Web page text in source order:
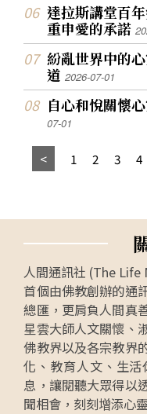
達拉斯講堂百
重申愛的承諾
紛亂世界中的
道2026-07-01
自心和悅關懷
07-01
1 2 3 4
人間通訊社 (The
首個由佛教創辦的通
總匯，更肩負人間真
星雲大師人文關懷、
佛教界以及各宗教界
化、教育人文、生
息，讓閱聽大眾得以
聞相會，刻刻增添心